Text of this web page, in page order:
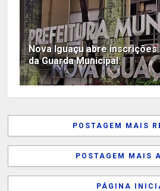
Nova Iguaçu abre
da Guarda Municipal
POSTAGEM MAIS
POSTAGEM MAIS
PÁGINA